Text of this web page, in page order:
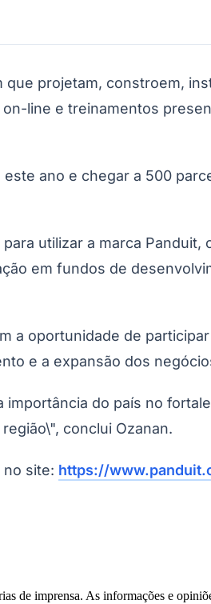
projetam, constroem,
line e treinamentos
ano e chegar a 500
utilizar a marca
em fundos de
a oportunidade de
e a expansão dos
do país no
conclui Ozanan.
site: https://
de imprensa. As informações e